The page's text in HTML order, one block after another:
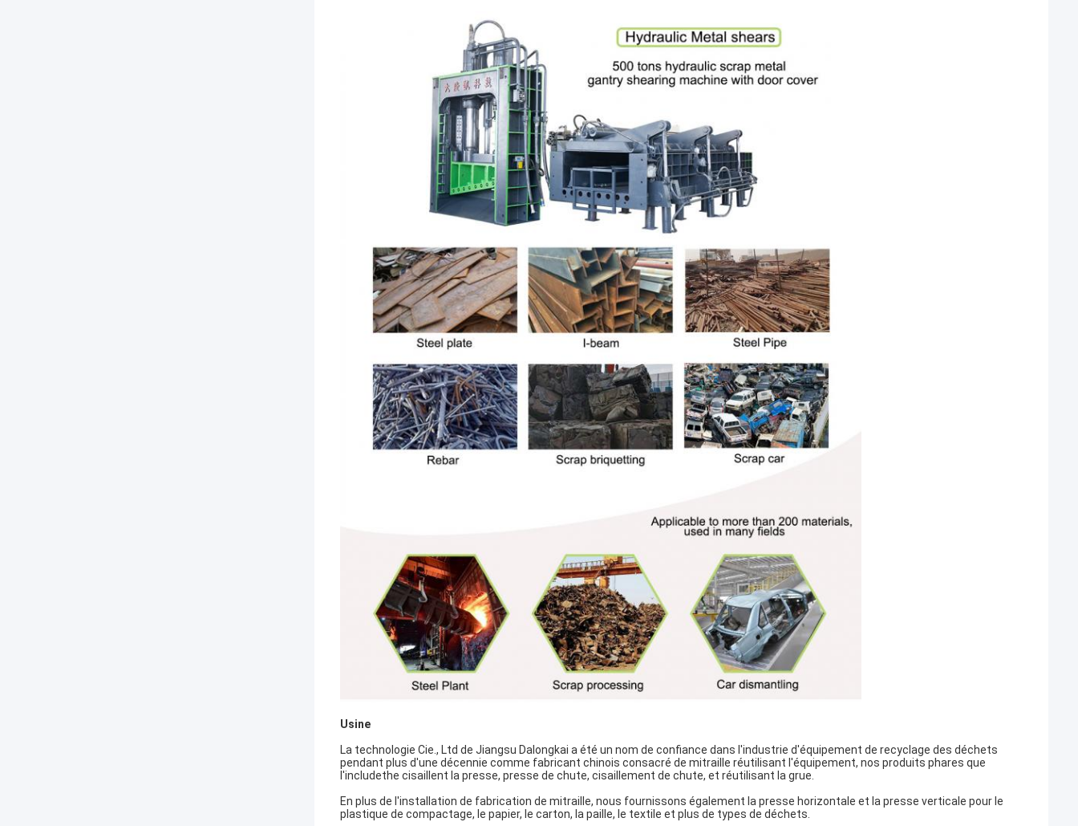
Usine
La technologie Cie., Ltd de Jiangsu Dalongkai a été un nom de confiance dans l'industrie d'équipement de recyclage des déchets
pendant plus d'une décennie comme fabricant chinois consacré de mitraille réutilisant l'équipement, nos produits phares que
l'includethe cisaillent la presse, presse de chute, cisaillement de chute, et réutilisant la grue.
En plus de l'installation de fabrication de mitraille, nous fournissons également la presse horizontale et la presse verticale pour le
plastique de compactage, le papier, le carton, la paille, le textile et plus de types de déchets.